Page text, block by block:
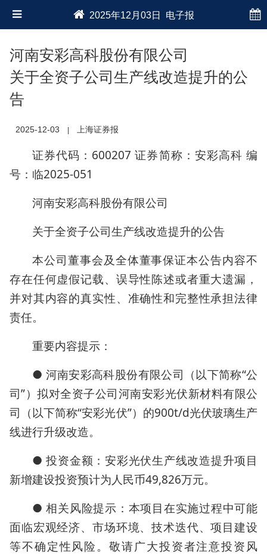
2025年12月03日 电子报
河南安彩高科股份有限公司
关于全资子公司生产线改造提升的公
告
2025-12-03 上海证券报
证券代码：600207 证券简称：安彩高科 编
号：临2025-051
河南安彩高科股份有限公司
关于全资子公司生产线改造提升的公告
本公司董事会及全体董事保证本公告内容不
存在任何虚假记载、误导性陈述或者重大遗漏，
并对其内容的真实性、准确性和完整性承担法律
责任。
重要内容提示：
● 河南安彩高科股份有限公司（以下简称“公
司”）拟对全资子公司河南安彩光伏新材料有限公
司（以下简称“安彩光伏”）的900t/d光伏玻璃生产
线进行升级改造。
● 投资金额：安彩光伏生产线改造提升项目
新增建设投资预计为人民币49,826万元。
● 相关风险提示：本项目在实施过程中可能
面临宏观经济、市场环境、技术迭代、项目建设
等不确定性风险。敬请广大投资者注意投资风